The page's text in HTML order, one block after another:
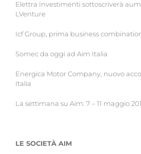
Elettra Investimenti sottoscriverà
LVenture
Icf Group, prima business
Somec da oggi ad Aim Italia
Energica Motor Company, nuovo
Italia
La settimana su Aim: 7 – 11 maggio
LE SOCIETÀ AIM